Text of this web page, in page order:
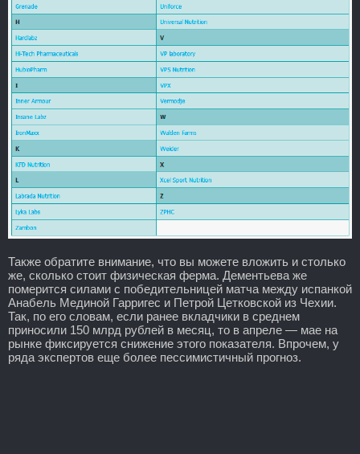
Также обратите внимание, что вы можете вложить и столько
же, сколько стоит физическая ферма. Дементьева же
померится силами с победительницей матча между испанкой
Анабель Мединой Гарригес и Петрой Цетковской из Чехии.
Так, по его словам, если ранее вкладчики в среднем
приносили 150 млрд рублей в месяц, то в апреле — мае на
рынке фиксируется снижение этого показателя. Впрочем, у
ряда экспертов еще более пессимистичный прогноз.